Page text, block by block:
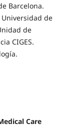
Barcelona.
de
de
CIGES.
Care